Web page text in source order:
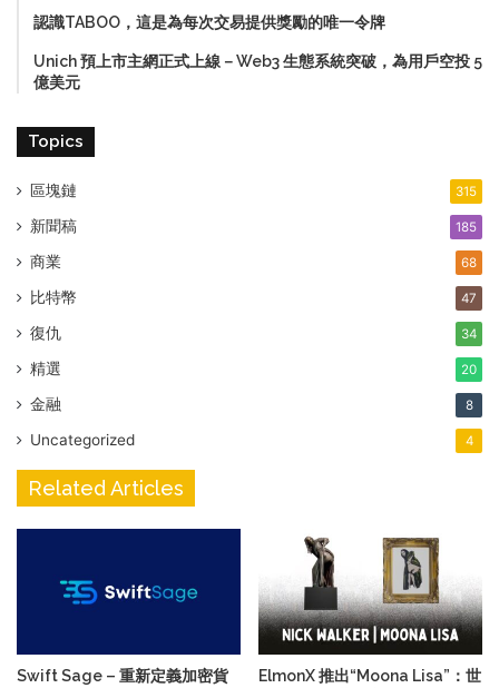
認識TABOO，這是為每次交易提供獎勵的唯一令牌
Unich 預上市主網正式上線－Web3 生態系統突破，為用戶空投 5
億美元
Topics
區塊鏈 315
新聞稿 185
商業 68
比特幣 47
復仇 34
精選 20
金融 8
Uncategorized 4
Related Articles
Swift Sage – 重新定義加密貨
ElmonX 推出“Moona Lisa”：世